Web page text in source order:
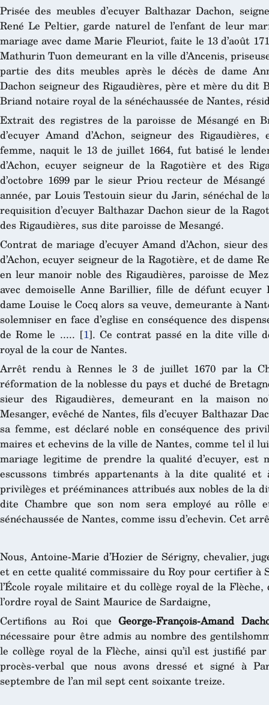
Prisée des meubles d’ecuyer Balthazar Dachon,
René Le Peltier, garde naturel de l’enfant de leur
mariage avec dame Marie Fleuriot, faite le 13 d’août
Mathurin Tuon demeurant en la ville d’Ancenis,
partie des dits meubles après le décès de dame
Dachon seigneur des Rigaudières, père et mère du dit
Briand notaire royal de la sénéchaussée de Nantes,
Extrait des registres de la paroisse de Mésangé en
d’ecuyer Amand d’Achon, seigneur des
femme, naquit le 13 de juillet 1664, fut batisé le
d’Achon, ecuyer seigneur de la Ragotière et des
d’octobre 1699 par le sieur Priou recteur de
année, par Louis Testouin sieur du Jarin, sénéchal de
requisition d’ecuyer Balthazar Dachon sieur de la
des Rigaudières, sus dite paroisse de Mesangé.
Contrat de mariage d’ecuyer Amand d’Achon, sieur
d’Achon, ecuyer seigneur de la Ragotière, et de dame
en leur manoir noble des Rigaudières, paroisse de
avec demoiselle Anne Barillier, fille de défunt
dame Louise le Cocq alors sa veuve, demeurante à
solemniser en face d’eglise en conséquence des
de Rome le ..... [1]. Ce contrat passé en la dite ville
royal de la cour de Nantes.
Arrêt rendu à Rennes le 3 de juillet 1670 par la
réformation de la noblesse du pays et duché de
sieur des Rigaudières, demeurant en la maison
Mesanger, evêché de Nantes, fils d’ecuyer Balthazar
sa femme, est déclaré noble en conséquence des
maires et echevins de la ville de Nantes, comme tel il
mariage legitime de prendre la qualité d’ecuyer, est
escussons timbrés appartenants à la dite qualité
privilèges et prééminances attribués aux nobles de la
dite Chambre que son nom sera employé au rôlle
sénéchaussée de Nantes, comme issu d’echevin. Cet
Nous, Antoine-Marie d’Hozier de Sérigny, chevalier,
et en cette qualité commissaire du Roy pour certifier à
l’École royale militaire et du collège royal de la
l’ordre royal de Saint Maurice de Sardaigne,
Certifions au Roi queGeorge-François-Amand
nécessaire pour être admis au nombre des
le collège royal de la Flèche, ainsi qu’il est justifié
procès-verbal que nous avons dressé et signé à
septembre de l’an mil sept cent soixante treize.